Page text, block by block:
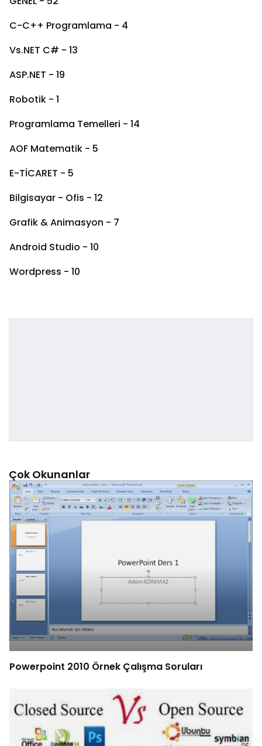
C-C++ Programlama - 4
Vs.NET C# - 13
ASP.NET - 19
Robotik - 1
Programlama Temelleri - 14
AOF Matematik - 5
E-TİCARET - 5
Bilgisayar - Ofis - 12
Grafik & Animasyon - 7
Android Studio - 10
Wordpress - 10
Çok Okunanlar
Powerpoint 2010 Örnek Çalışma Soruları